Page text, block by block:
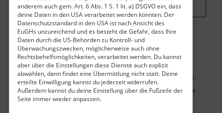
anderem auch gem. Art. 6 Abs. 1 S. 1 lit. a) DSGVO ein, dass
deine Daten in den USA verarbeitet werden könnten. Der
Datenschutzstandard in den USA ist nach Ansicht des
EuGHs unzureichend und es besteht die Gefahr, dass Ihre
Daten durch die US-Behörden zu Kontroll- und
Überwachungszwecken, möglicherweise auch ohne
Rechtsbehelfsmöglichkeiten, verarbeitet werden. Du kannst
aber über die Einstellungen diese Dienste auch explizit
abwählen, dann findet eine Übermittlung nicht statt. Deine
erteilte Einwilligung kannst du jederzeit widerrufen.
Außerdem kannst du deine Einstellung über die Fußzeile der
Seite immer wieder anpassen.
Karte
Du siehst hier keine Karte des Zieles sowie seiner umgebenden
Sehenswürdigkeiten, weil du die Karte deaktiviert hast. Aktiviere
die Karte hier:Einstellungen